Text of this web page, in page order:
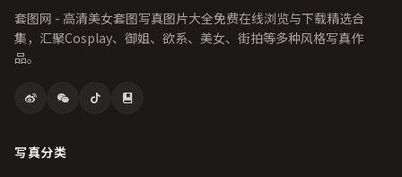
套图网 - 高清美女套图写真图片大全免费在线浏览与下载精选合
集，汇聚Cosplay、御姐、欲系、美女、街拍等多种风格写真作
品。
写真分类